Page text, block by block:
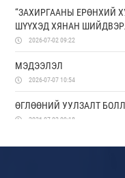
“ЗАХИРГААНЫ ЕРӨНХИЙ
ШҮҮХЭД ХЯНАН
ҮР ДҮН, ХЭТИЙН ЧИГ
ГАРГАСАН ЗӨВЛӨМЖ
2026-07-02 09:22
МЭДЭЭЛЭЛ
2026-07-07 10:54
ӨГЛӨӨНИЙ УУЛЗАЛТ
2026-07-02 09:18
СУРГАГЧ БАГШИЙН